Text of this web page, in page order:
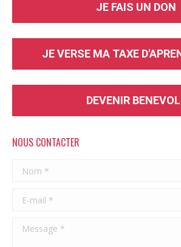
JE FAIS UN DON
JE VERSE MA TAXE
DEVENIR
NOUS CONTACTER
Nom *
E-mail *
Message *